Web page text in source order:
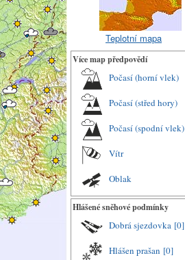
Teplotní mapa
Více map předpovědí
Počasí (horní vlek)
Počasí (střed hory)
Počasí (spodní vlek)
Vítr
Oblak
Hlášené sněhové podmínky
Dobrá sjezdovka [0]
Hlášen prašan [0]